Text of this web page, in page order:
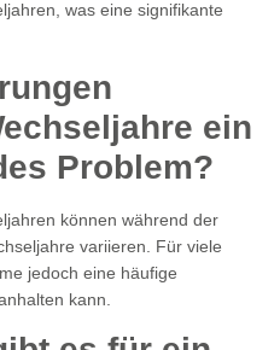
was eine signifikante
ein
Problem?
können während der
variieren. Für viele
jedoch eine häufige
kann.